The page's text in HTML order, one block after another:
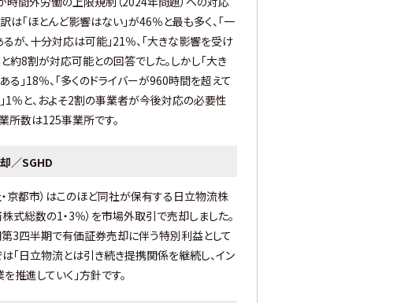
は「ほとんど影響はない」が46％と最も多く、「一
が、十分対応は可能」21％、「大きな影響を受け
約8割が対応可能との回答でした。しかし「大き
」18％、「多くのドライバーが960時間を超えて
1％と、およそ2割の事業者が今後対応の必要性
所数は125事業所です。
／SGHD
・京都市）はこのほど同社が保有する日立物流株
式総数の1・3％）を市場外取引で売却しました。
3四半期で有価証券売却に伴う特別利益として
は「日立物流とは引き続き提携関係を継続し、イン
推進していく」方針です。